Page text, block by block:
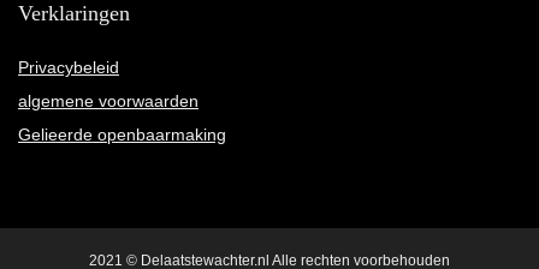
Verklaringen
Privacybeleid
algemene voorwaarden
Gelieerde openbaarmaking
2021 © Delaatstewachter.nl Alle rechten voorbehouden